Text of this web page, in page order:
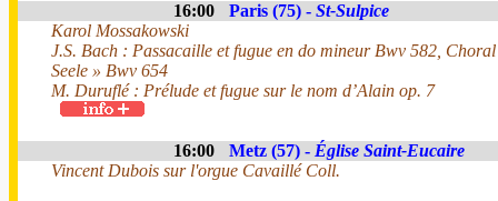
16:00 Paris (75) - St-Sulpice
Karol Mossakowski
J.S. Bach : Passacaille et fugue en do mineur Bwv 582,
Seele » Bwv 654
M. Duruflé : Prélude et fugue sur le nom d’Alain op. 7
16:00 Metz (57) - Église Saint-Eucaire
Vincent Dubois sur l'orgue Cavaillé Coll.